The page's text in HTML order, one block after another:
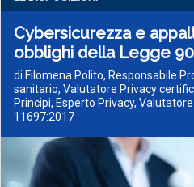
Cybersicurezza e
obblighi della Legge
di Filomena Polito, Responsabile
sanitario, Valutatore Privacy
Principi, Esperto Privacy,
11697:2017